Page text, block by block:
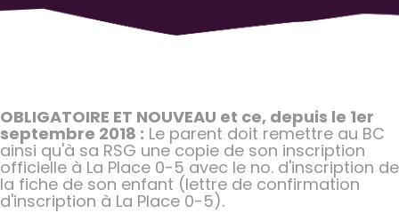
OBLIGATOIRE ET NOUVEAU et ce, depuis le 1er
septembre 2018 : Le parent doit remettre au BC
ainsi qu'à sa RSG une copie de son inscription
officielle à La Place 0-5 avec le no. d'inscription de
la fiche de son enfant (lettre de confirmation
d'inscription à La Place 0-5).